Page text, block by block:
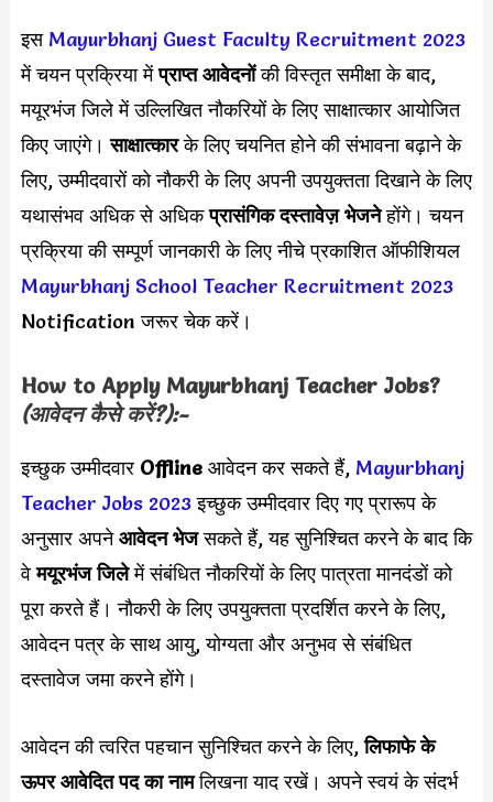
इस Mayurbhanj Guest Faculty Recruitment 2023
में चयन प्रक्रिया मेंप्राप्त आवेदनोंकी विस्तृत समीक्षा के बाद,
मयूरभंज जिले में उल्लिखित नौकरियों के लिए साक्षात्कार आयोजित
किए जाएंगे।साक्षात्कारके लिए चयनित होने की संभावना बढ़ाने के
लिए, उम्मीदवारों को नौकरी के लिए अपनी उपयुक्तता दिखाने के लिए
यथासंभव अधिक से अधिकप्रासंगिक दस्तावेज़ भेजनेहोंगे। चयन
प्रक्रिया की सम्पूर्ण जानकारी के लिए नीचे प्रकाशित ऑफीशियल
Mayurbhanj School Teacher Recruitment 2023
Notification जरूर चेक करें।
How to Apply Mayurbhanj Teacher Jobs?
(आवेदन कैसे करें?):-
इच्छुक उम्मीदवार Offline आवेदन कर सकते हैं, Mayurbhanj
Teacher Jobs 2023इच्छुक उम्मीदवार दिए गए प्रारूप के
अनुसार अपनेआवेदन भेजसकते हैं, यह सुनिश्चित करने के बाद कि
वेमयूरभंज जिलेमें संबंधित नौकरियों के लिए पात्रता मानदंडों को
पूरा करते हैं। नौकरी के लिए उपयुक्तता प्रदर्शित करने के लिए,
आवेदन पत्र के साथ आयु, योग्यता और अनुभव से संबंधित
दस्तावेज जमा करने होंगे।
आवेदन की त्वरित पहचान सुनिश्चित करने के लिए,लिफाफे के
ऊपर आवेदित पद का नामलिखना याद रखें। अपने स्वयं के संदर्भ